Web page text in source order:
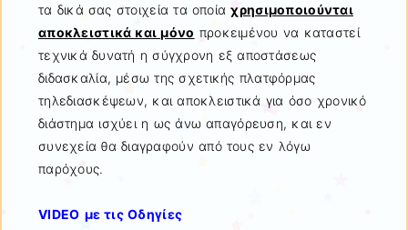
τα δικά σας στοιχεία τα οποίαχρησιμοποιούνται
αποκλειστικά και μόνο προκειμένου να καταστεί
τεχνικά δυνατή η σύγχρονη εξ αποστάσεως
διδασκαλία, μέσω της σχετικής πλατφόρμας
τηλεδιασκέψεων, και αποκλειστικά για όσο χρονικό
διάστημα ισχύει η ως άνω απαγόρευση, και εν
συνεχεία θα διαγραφούν από τους εν λόγω
παρόχους.
VIDEO με τις Οδηγίες